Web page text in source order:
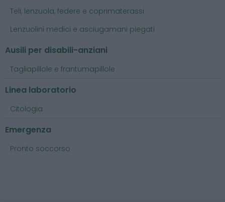
Teli, lenzuola, federe e coprimaterassi
Lenzuolini medici e asciugamani piegati
Ausili per disabili-anziani
Tagliapillole e frantumapillole
Linea laboratorio
Citologia
Emergenza
Pronto soccorso